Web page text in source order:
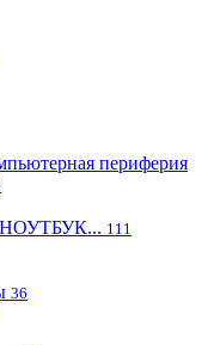
периферия
111
36